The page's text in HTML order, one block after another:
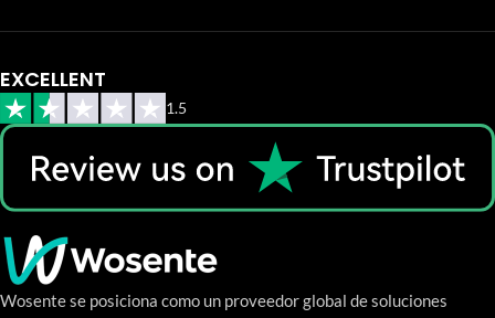
EXCELLENT
1.5
Wosente se posiciona como un proveedor global de soluciones